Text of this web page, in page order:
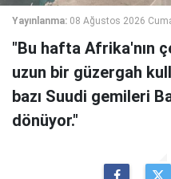
Yayınlanma: 08 Ağustos 2026
"Bu hafta Afrika'nın
uzun bir güzergah
bazı Suudi gemileri
dönüyor."